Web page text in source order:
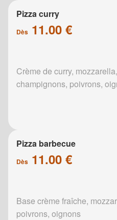
Pizza curry
Dès 11.00 €
Crème de curry,
champignons, poivrons,
Pizza barbecue
Dès 11.00 €
Base crème fraîche,
poivrons, oignons